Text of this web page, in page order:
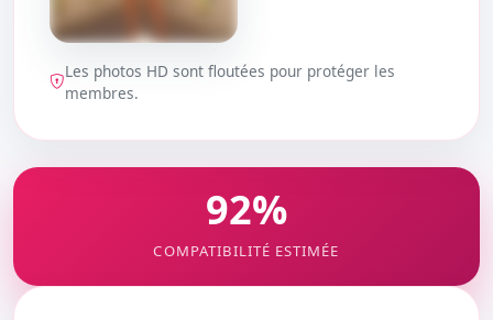
DÉBLOQUER
Les photos HD sont floutées pour protéger les
membres.
92%
COMPATIBILITÉ ESTIMÉE